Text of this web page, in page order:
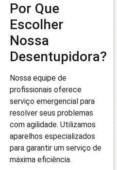
Por Que
Escolher
Nossa
Desentupidora?
Nossa equipe de
profissionais oferece
serviço emergencial para
resolver seus problemas
com agilidade. Utilizamos
aparelhos especializados
para garantir um serviço de
máxima eficiência.